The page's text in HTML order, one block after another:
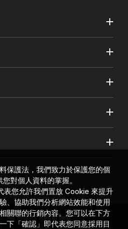
All Rights Reserved.
保護法，我們致力於保護您的個
對個人資料的掌握。
表您允許我們置放 Cookie 來提升
、協助我們分析網站效能和使用
關聯的行銷內容。您可以在下方
下「確認」即代表您同意採用目